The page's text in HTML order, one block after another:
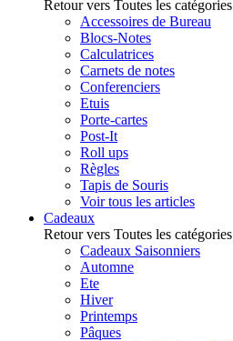
Retour vers Toutes les catégories
Accessoires de Bureau
Blocs-Notes
Calculatrices
Carnets de notes
Conferenciers
Etuis
Porte-cartes
Post-It
Roll ups
Règles
Tapis de Souris
Voir tous les articles
Cadeaux
Retour vers Toutes les catégories
Cadeaux Saisonniers
Automne
Ete
Hiver
Printemps
Pâques